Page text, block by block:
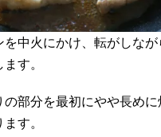
を中火にかけ、転がしな
す。
の部分を最初にやや長めに
す。